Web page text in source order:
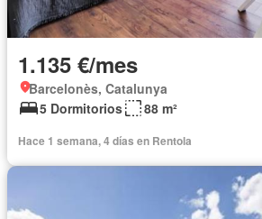
1.135 €/mes
Barcelonès, Catalunya
5 Dormitorios
88 m²
Hace 1 semana, 4 días en Rentola